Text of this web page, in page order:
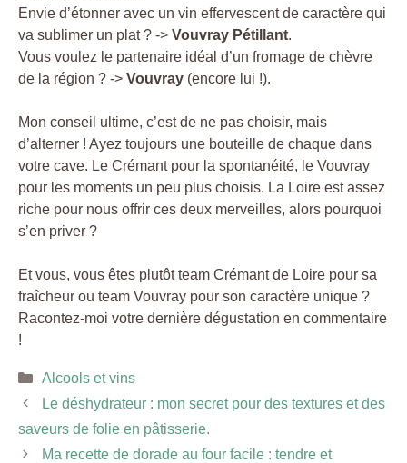
Envie d’étonner avec un vin effervescent de caractère qui
va sublimer un plat ? -> Vouvray Pétillant.
Vous voulez le partenaire idéal d’un fromage de chèvre
de la région ? -> Vouvray (encore lui !).
Mon conseil ultime, c’est de ne pas choisir, mais
d’alterner ! Ayez toujours une bouteille de chaque dans
votre cave. Le Crémant pour la spontanéité, le Vouvray
pour les moments un peu plus choisis. La Loire est assez
riche pour nous offrir ces deux merveilles, alors pourquoi
s’en priver ?
Et vous, vous êtes plutôt team Crémant de Loire pour sa
fraîcheur ou team Vouvray pour son caractère unique ?
Racontez-moi votre dernière dégustation en commentaire
!
Catégories
Alcools et vins
Le déshydrateur : mon secret pour des textures et des
saveurs de folie en pâtisserie.
Ma recette de dorade au four facile : tendre et